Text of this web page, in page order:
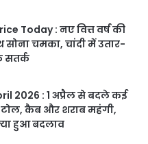
Today : नए वित्त वर्ष की
चमका, चांदी में उतार-
सतर्क
2026 : 1 अप्रैल से बदले कई
टोल, कैब और शराब महंगी,
हुआ बदलाव